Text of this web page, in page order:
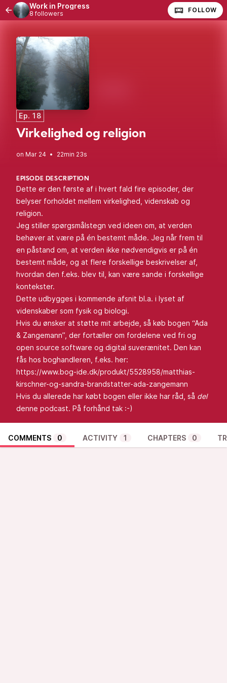
Work in Progress
8 followers FOLLOW
Ep. 18
Virkelighed og religion
• 22min 23s
EPISODE DESCRIPTION
Dette er den første af i hvert fald fire episoder, der
belyser forholdet mellem virkelighed, videnskab og
religion.
Jeg stiller spørgsmålstegn ved ideen om, at verden
behøver at være på én bestemt måde. Jeg når frem til
en påstand om, at verden ikke nødvendigvis er på én
bestemt måde, og at flere forskellige beskrivelser af,
hvordan den f.eks. blev til, kan være sande i forskellige
kontekster.
Dette udbygges i kommende afsnit bl.a. i lyset af
videnskaber som fysik og biologi.
Hvis du ønsker at støtte mit arbejde, så køb bogen “Ada
& Zangemann”, der fortæller om fordelene ved fri og
open source software og digital suverænitet. Den kan
fås hos boghandleren, f.eks. her:
https://www.bog-ide.dk/produkt/5528958/matthias-
kirschner-og-sandra-brandstatter-ada-zangemann
Hvis du allerede har købt bogen eller ikke har råd, så del
denne podcast. På forhånd tak :-)
COMMENTS 0 ACTIVITY 1 CHAPTERS 0